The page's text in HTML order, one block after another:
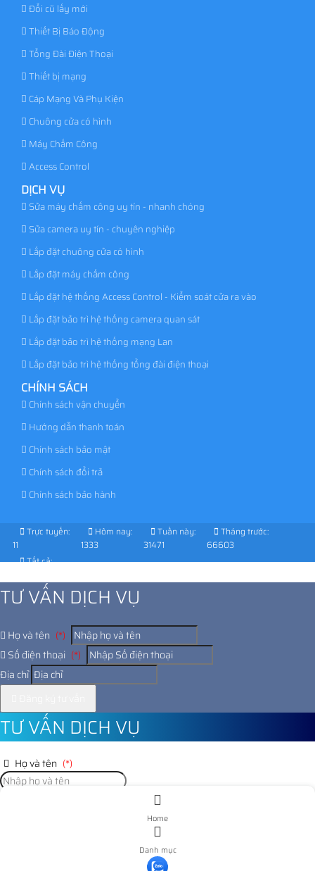
Đổi cũ lấy mới
Thiết Bị Báo Động
Tổng Đài Điện Thoại
Thiết bị mạng
Cáp Mạng Và Phụ Kiện
Chuông cửa có hình
Máy Chấm Công
Access Control
DỊCH VỤ
Sửa máy chấm công uy tín - nhanh chóng
Sửa camera uy tín - chuyên nghiệp
Lắp đặt chuông cửa có hình
Lắp đặt máy chấm công
Lắp đặt hệ thống Access Control - Kiểm soát cửa ra vào
Lắp đặt bảo trì hệ thống camera quan sát
Lắp đặt bảo trì hệ thống mạng Lan
Lắp đặt bảo trì hệ thống tổng đài điện thoại
CHÍNH SÁCH
Chính sách vận chuyển
Hướng dẫn thanh toán
Chính sách bảo mật
Chính sách đổi trả
Chính sách bảo hành
Trực tuyến:
11
Hôm nay:
1333
Tuần này:
31471
Tháng trước:
66603
Tất cả:
TƯ VẤN DỊCH VỤ
Họ và tên (*)
Số điện thoại (*)
Địa chỉ
TƯ VẤN DỊCH VỤ
Họ và tên (*)
Home
Danh mục